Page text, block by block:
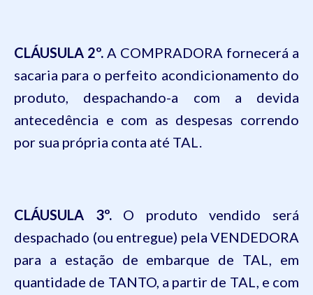
CLÁUSULA 2º. A COMPRADORA fornecerá a
sacaria para o perfeito acondicionamento do
produto, despachando-a com a devida
antecedência e com as despesas correndo
por sua própria conta até TAL.
CLÁUSULA 3º.O produto vendido será
despachado (ou entregue) pela VENDEDORA
para a estação de embarque de TAL, em
quantidade de TANTO, a partir de TAL, e com